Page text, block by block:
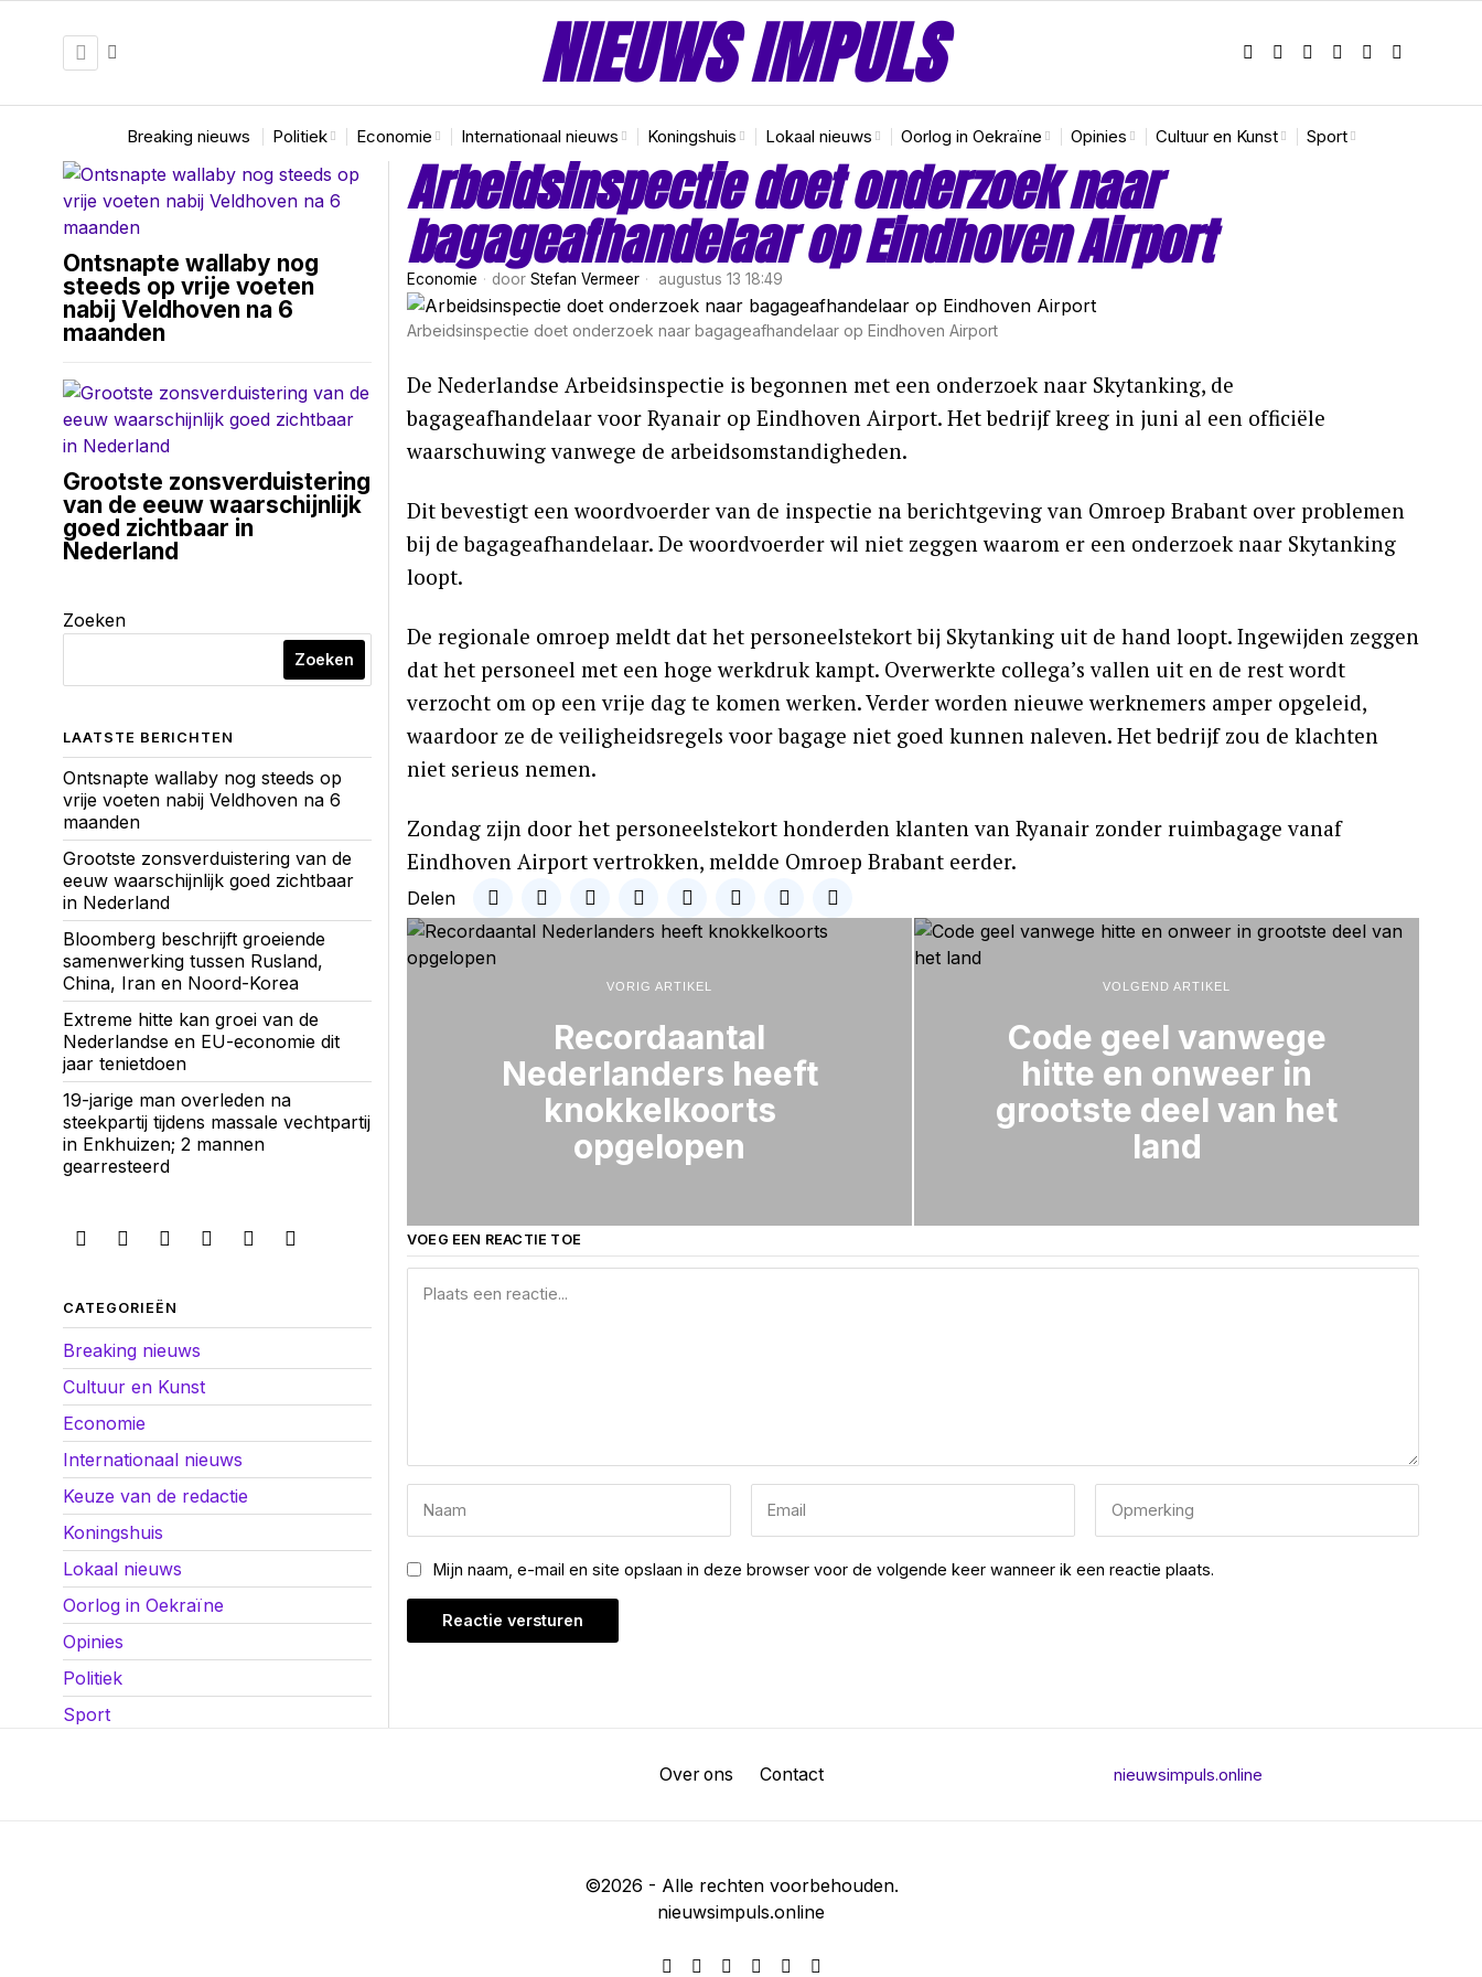
NIEUWS IMPULS
Breaking nieuws Politiek Economie Internationaal nieuws Koningshuis Lokaal nieuws Oorlog in Oekraïne Opinies Cultuur en Kunst Sport
Arbeidsinspectie doet onderzoek naar
bagageafhandelaar op Eindhoven Airport
Economie door Stefan Vermeer augustus 13 18:49
Arbeidsinspectie doet onderzoek naar bagageafhandelaar op Eindhoven Airport
De Nederlandse Arbeidsinspectie is begonnen met een onderzoek naar Skytanking, de
bagageafhandelaar voor Ryanair op Eindhoven Airport. Het bedrijf kreeg in juni al een officiële
waarschuwing vanwege de arbeidsomstandigheden.
Dit bevestigt een woordvoerder van de inspectie na berichtgeving van Omroep Brabant over problemen
bij de bagageafhandelaar. De woordvoerder wil niet zeggen waarom er een onderzoek naar Skytanking
loopt.
De regionale omroep meldt dat het personeelstekort bij Skytanking uit de hand loopt. Ingewijden zeggen
dat het personeel met een hoge werkdruk kampt. Overwerkte collega’s vallen uit en de rest wordt
verzocht om op een vrije dag te komen werken. Verder worden nieuwe werknemers amper opgeleid,
waardoor ze de veiligheidsregels voor bagage niet goed kunnen naleven. Het bedrijf zou de klachten
niet serieus nemen.
Zondag zijn door het personeelstekort honderden klanten van Ryanair zonder ruimbagage vanaf
Eindhoven Airport vertrokken, meldde Omroep Brabant eerder.
Delen
VORIG ARTIKEL
Recordaantal
Nederlanders heeft
knokkelkoorts
opgelopen
VOLGEND ARTIKEL
Code geel vanwege
hitte en onweer in
grootste deel van het
land
VOEG EEN REACTIE TOE
Mijn naam, e-mail en site opslaan in deze browser voor de volgende keer wanneer ik een reactie plaats.
Ontsnapte wallaby nog
steeds op vrije voeten
nabij Veldhoven na 6
maanden
Grootste zonsverduistering
van de eeuw waarschijnlijk
goed zichtbaar in
Nederland
Zoeken
Zoeken
LAATSTE BERICHTEN
Ontsnapte wallaby nog steeds op
vrije voeten nabij Veldhoven na 6
maanden
Grootste zonsverduistering van de
eeuw waarschijnlijk goed zichtbaar
in Nederland
Bloomberg beschrijft groeiende
samenwerking tussen Rusland,
China, Iran en Noord-Korea
Extreme hitte kan groei van de
Nederlandse en EU-economie dit
jaar tenietdoen
19-jarige man overleden na
steekpartij tijdens massale vechtpartij
in Enkhuizen; 2 mannen
gearresteerd
CATEGORIEËN
Breaking nieuws
Cultuur en Kunst
Economie
Internationaal nieuws
Keuze van de redactie
Koningshuis
Lokaal nieuws
Oorlog in Oekraïne
Opinies
Politiek
Sport
Over ons Contact nieuwsimpuls.online
©2026 - Alle rechten voorbehouden.
nieuwsimpuls.online